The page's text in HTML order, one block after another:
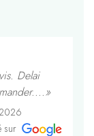
Delai
sur